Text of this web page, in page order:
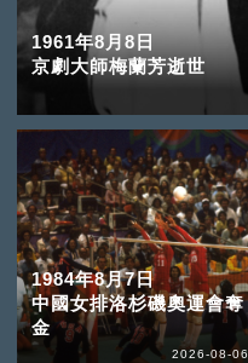
1961年8月8日
京劇大師梅蘭芳逝世
1984年8月7日
中國女排洛杉磯奧運會奪
金
2026-08-06